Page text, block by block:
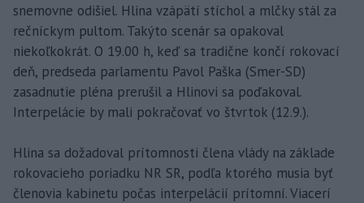
snemovne odišiel. Hlina vzápätí stíchol a mlčky stál za
rečníckym pultom. Takýto scenár sa opakoval
niekoľkokrát. O 19.00 h, keď sa tradične končí rokovací
deň, predseda parlamentu Pavol Paška (Smer-SD)
zasadnutie pléna prerušil a Hlinovi sa poďakoval.
Interpelácie by mali pokračovať vo štvrtok (12.9.).
Hlina sa dožadoval prítomnosti člena vlády na základe
rokovacieho poriadku NR SR, podľa ktorého musia byť
členovia kabinetu počas interpelácií prítomní. Viacerí